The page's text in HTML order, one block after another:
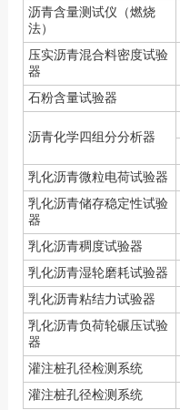
沥青含量测试仪（燃烧
法）
压实沥青混合料密度试验
器
石粉含量试验器
沥青化学四组分分析器
乳化沥青微粒电荷试验器
乳化沥青储存稳定性试验
器
乳化沥青稠度试验器
乳化沥青湿轮磨耗试验器
乳化沥青粘结力试验器
乳化沥青负荷轮碾压试验
器
灌注桩孔径检测系统
灌注桩孔径检测系统